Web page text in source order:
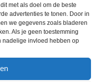
met als doel om de beste
advertenties te tonen. Door in
we gegevens zoals bladeren
Als je geen toestemming
nadelige invloed hebben op